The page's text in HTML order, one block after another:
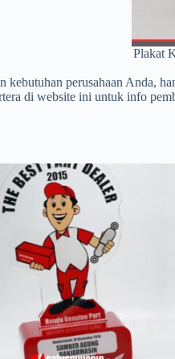
Plakat
perusahaan Anda,
di website ini untuk info